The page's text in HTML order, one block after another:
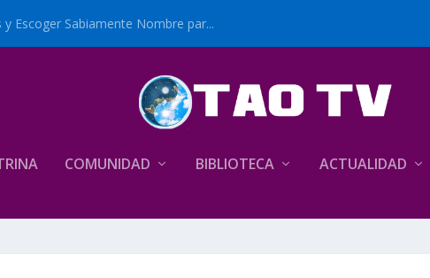
Escoger Sabiamente Nombre par...
COMUNIDAD BIBLIOTECA ACTUALIDAD